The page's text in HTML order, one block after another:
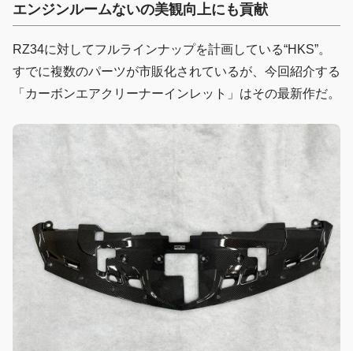
エンジンルームないの美観向上にも貢献
RZ34に対してフルラインナップを計画している“HKS”。
すでに複数のパーツが市販化されているが、今回紹介する
「カーボンエアクリーナーインレット」はその最新作だ。